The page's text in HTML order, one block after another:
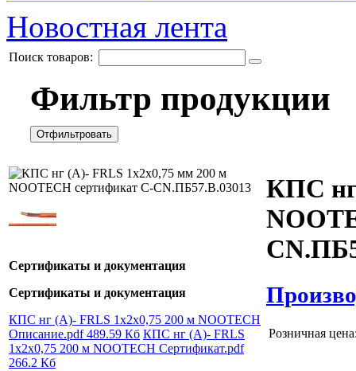
Новостная лента
Поиск товаров:
Фильтр продукции
Отфильтровать
Сертификаты и документация
Сертификаты и документация
КПС нг (А)- FRLS 1x2x0,75 200 м NOOTECH
Описание.pdf489.59 Кб КПС нг (А)- FRLS
1x2x0,75 200 м NOOTECH Сертификат.pdf
266.2 Кб
КПС нг
Розничная